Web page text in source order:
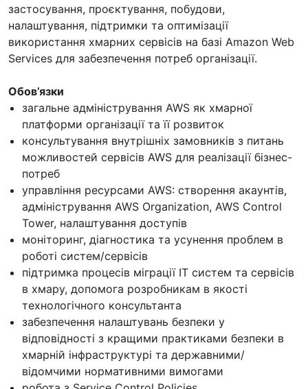
застосування, проєктування, побудови,
налаштування, підтримки та оптимізації
використання хмарних сервісів на базі Amazon Web
Services для забезпечення потреб організації.
Обов’язки
загальне адміністрування AWS як хмарної
платформи організації та її розвиток
консультування внутрішніх замовників з питань
можливостей сервісів AWS для реалізації бізнес-
потреб
управління ресурсами AWS: створення акаунтів,
адміністрування AWS Organization, AWS Control
Tower, налаштування доступів
моніторинг, діагностика та усунення проблем в
роботі систем/сервісів
підтримка процесів міграції ІТ систем та сервісів
в хмару, допомога розробникам в якості
технологічного консультанта
забезпечення налаштувань безпеки у
відповідності з кращими практиками безпеки в
хмарній інфраструктурі та державними/
відомчими нормативними вимогами